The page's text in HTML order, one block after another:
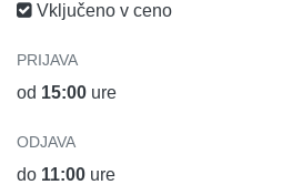
Vključeno v ceno
PRIJAVA
od 15:00 ure
ODJAVA
do 11:00 ure